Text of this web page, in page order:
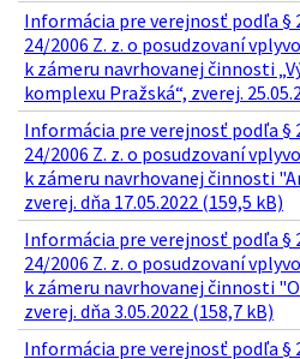
Informácia pre verejnosť podľa §
24/2006 Z. z. o posudzovaní
k zámeru navrhovanej činnosti
komplexu Pražská“, zverej.
Informácia pre verejnosť podľa §
24/2006 Z. z. o posudzovaní
k zámeru navrhovanej činnosti
zverej. dňa 17.05.2022 (159,5 kB)
Informácia pre verejnosť podľa §
24/2006 Z. z. o posudzovaní
k zámeru navrhovanej činnosti
zverej. dňa 3.05.2022 (158,7 kB)
Informácia pre verejnosť podľa §